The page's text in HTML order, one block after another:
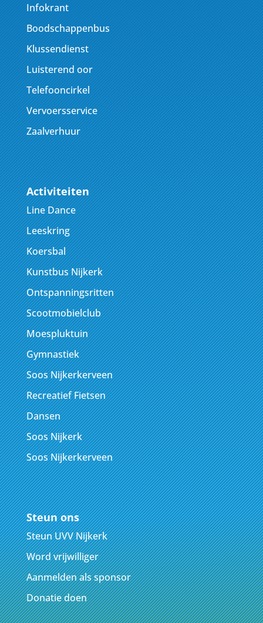
Infokrant
Boodschappenbus
Klussendienst
Luisterend oor
Telefooncirkel
Vervoersservice
Zaalverhuur
Activiteiten
Line Dance
Leeskring
Koersbal
Kunstbus Nijkerk
Ontspanningsritten
Scootmobielclub
Moespluktuin
Gymnastiek
Soos Nijkerkerveen
Recreatief Fietsen
Dansen
Soos Nijkerk
Soos Nijkerkerveen
Steun ons
Steun UVV Nijkerk
Word vrijwilliger
Aanmelden als sponsor
Donatie doen